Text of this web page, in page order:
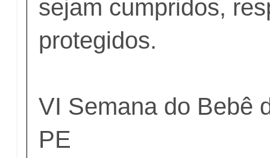
sejam cumpridos,
protegidos.
VI Semana do Bebê
PE